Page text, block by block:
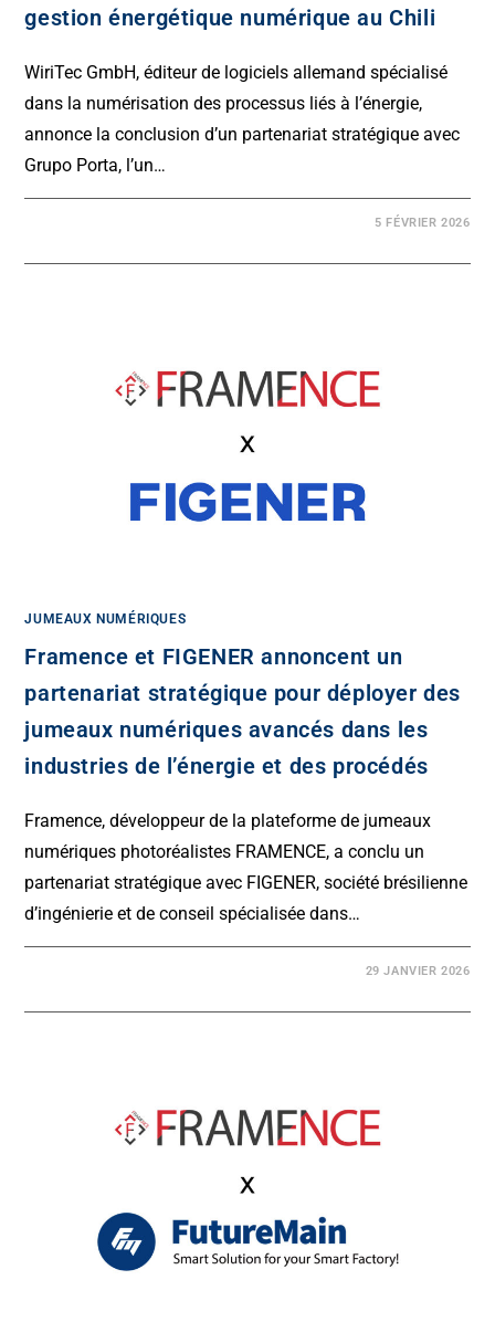
gestion énergétique numérique au Chili
WiriTec GmbH, éditeur de logiciels allemand spécialisé
dans la numérisation des processus liés à l’énergie,
annonce la conclusion d’un partenariat stratégique avec
Grupo Porta, l’un…
5 FÉVRIER 2026
JUMEAUX NUMÉRIQUES
Framence et FIGENER annoncent un
partenariat stratégique pour déployer des
jumeaux numériques avancés dans les
industries de l’énergie et des procédés
Framence, développeur de la plateforme de jumeaux
numériques photoréalistes FRAMENCE, a conclu un
partenariat stratégique avec FIGENER, société brésilienne
d’ingénierie et de conseil spécialisée dans…
29 JANVIER 2026